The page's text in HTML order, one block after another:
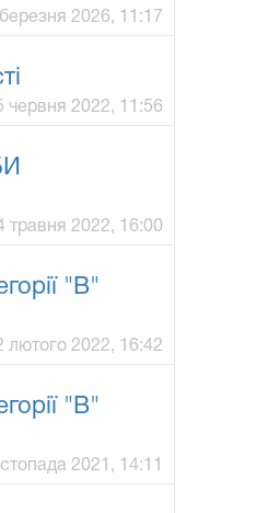
2026, 11:17
червня 2022, 11:56
травня 2022, 16:00
"В"
лютого 2022, 16:42
"В"
2021, 14:11